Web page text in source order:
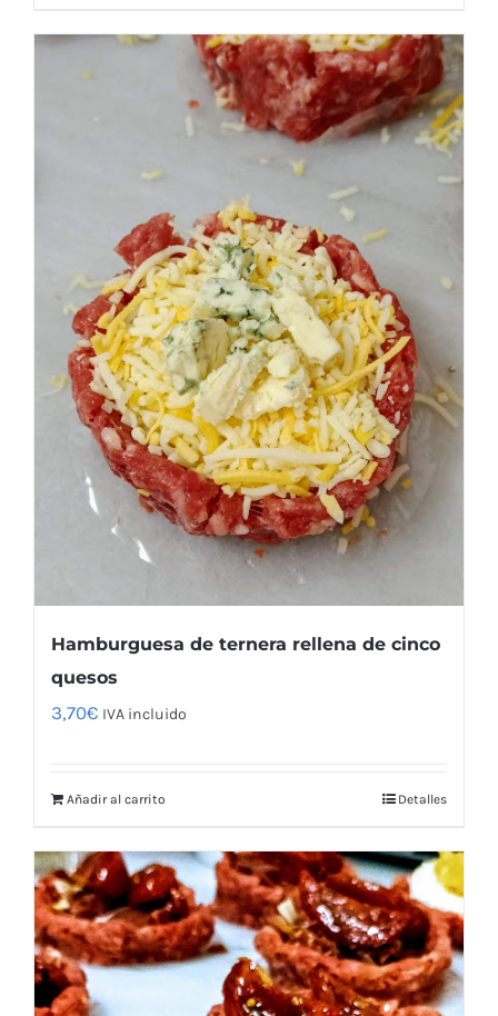
Hamburguesa de ternera rellena de cinco
quesos
3,70€ IVA incluido
Añadir al carrito Detalles